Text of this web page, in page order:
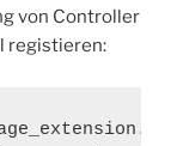
von Controller
registieren: